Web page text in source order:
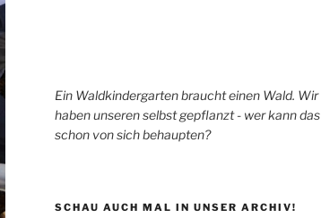
Ein Waldkindergarten braucht einen Wald. Wir
haben unseren selbst gepflanzt - wer kann das
schon von sich behaupten?
SCHAU AUCH MAL IN UNSER ARCHIV!